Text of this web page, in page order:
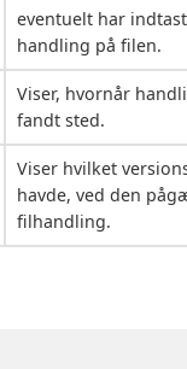
eventuelt har
handling på filen.
Viser, hvornår
fandt sted.
Viser hvilket
havde, ved den
filhandling.